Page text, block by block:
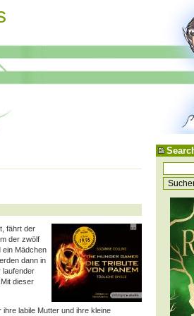
fährt der
der zwölf
ein Mädchen
dann in
laufender
dieser
labile Mutter und ihre kleine